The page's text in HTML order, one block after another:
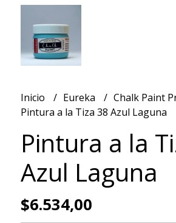
Inicio Eureka
Chalk Paint
Pintura a la Tiza 38 Azul Laguna
Pintura a la
Azul Laguna
$6.534,00